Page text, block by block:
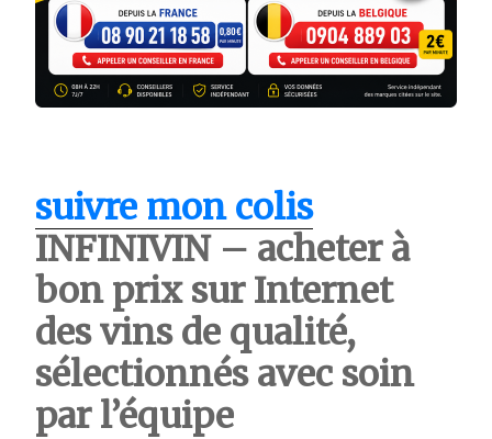
suivre mon colis
INFINIVIN – acheter à
bon prix sur Internet
des vins de qualité,
sélectionnés avec soin
par l’équipe